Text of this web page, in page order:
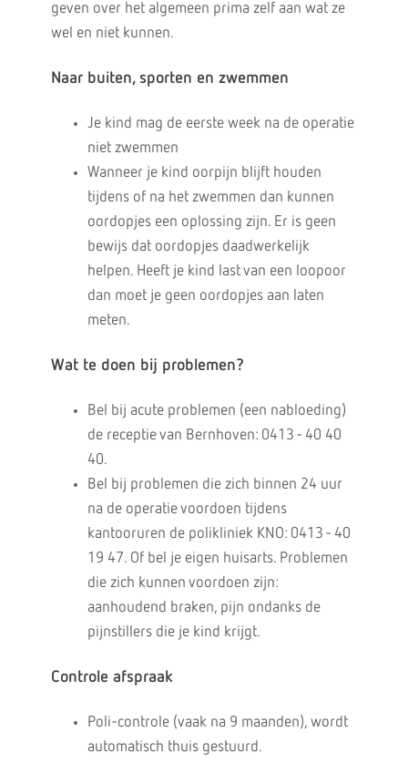
geven over het algemeen prima zelf aan wat ze
wel en niet kunnen.
Naar buiten, sporten en zwemmen
Je kind mag de eerste week na de operatie
niet zwemmen
Wanneer je kind oorpijn blijft houden
tijdens of na het zwemmen dan kunnen
oordopjes een oplossing zijn. Er is geen
bewijs dat oordopjes daadwerkelijk
helpen. Heeft je kind last van een loopoor
dan moet je geen oordopjes aan laten
meten.
Wat te doen bij problemen?
Bel bij acute problemen (een nabloeding)
de receptie van Bernhoven: 0413 - 40 40
40.
Bel bij problemen die zich binnen 24 uur
na de operatie voordoen tijdens
kantooruren de polikliniek KNO: 0413 - 40
19 47. Of bel je eigen huisarts. Problemen
die zich kunnen voordoen zijn:
aanhoudend braken, pijn ondanks de
pijnstillers die je kind krijgt.
Controle afspraak
Poli-controle (vaak na 9 maanden), wordt
automatisch thuis gestuurd.